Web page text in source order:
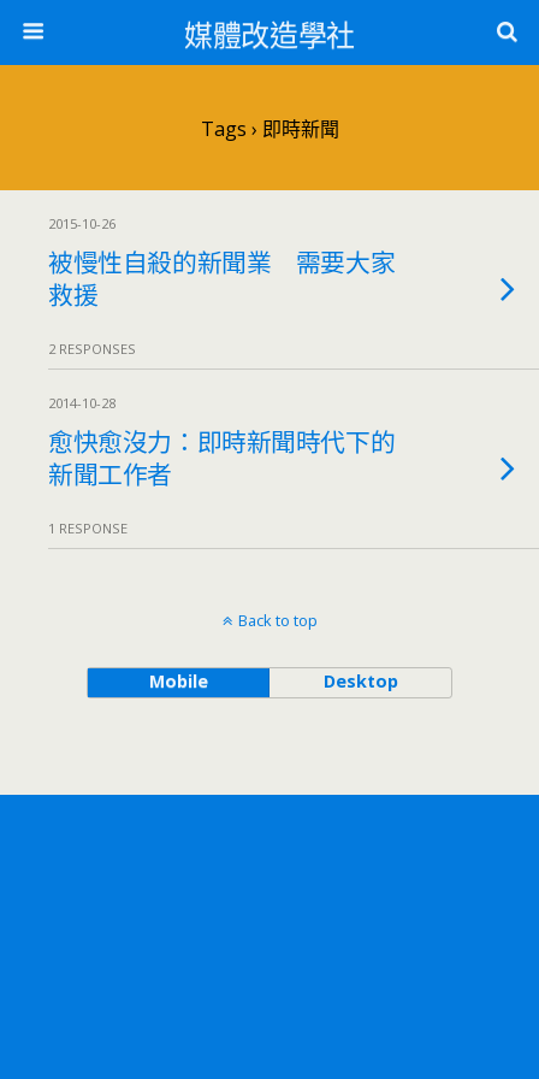
媒體改造學社
Tags › 即時新聞
2015-10-26
被慢性自殺的新聞業 需要大家
救援
2 RESPONSES
2014-10-28
愈快愈沒力：即時新聞時代下的
新聞工作者
1 RESPONSE
Back to top
Mobile Desktop